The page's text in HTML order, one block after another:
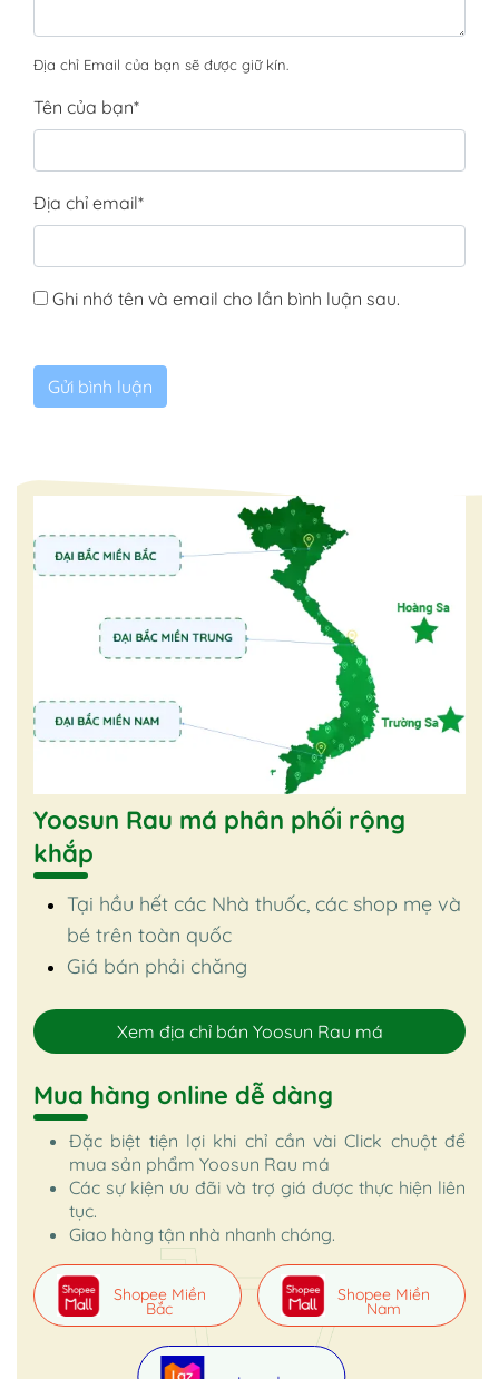
Địa chỉ Email của bạn sẽ được giữ kín.
Tên của bạn*
Địa chỉ email*
Ghi nhớ tên và email cho lần bình luận sau.
Yoosun Rau má phân phối rộng
khắp
Tại hầu hết các Nhà thuốc, các shop mẹ và
bé trên toàn quốc
Giá bán phải chăng
Xem địa chỉ bán Yoosun Rau má
Mua hàng online dễ dàng
Đặc biệt tiện lợi khi chỉ cần vài Click chuột để
mua sản phẩm Yoosun Rau má
Các sự kiện ưu đãi và trợ giá được thực hiện liên
tục.
Giao hàng tận nhà nhanh chóng.
Shopee Miền
Bắc
Shopee Miền
Nam